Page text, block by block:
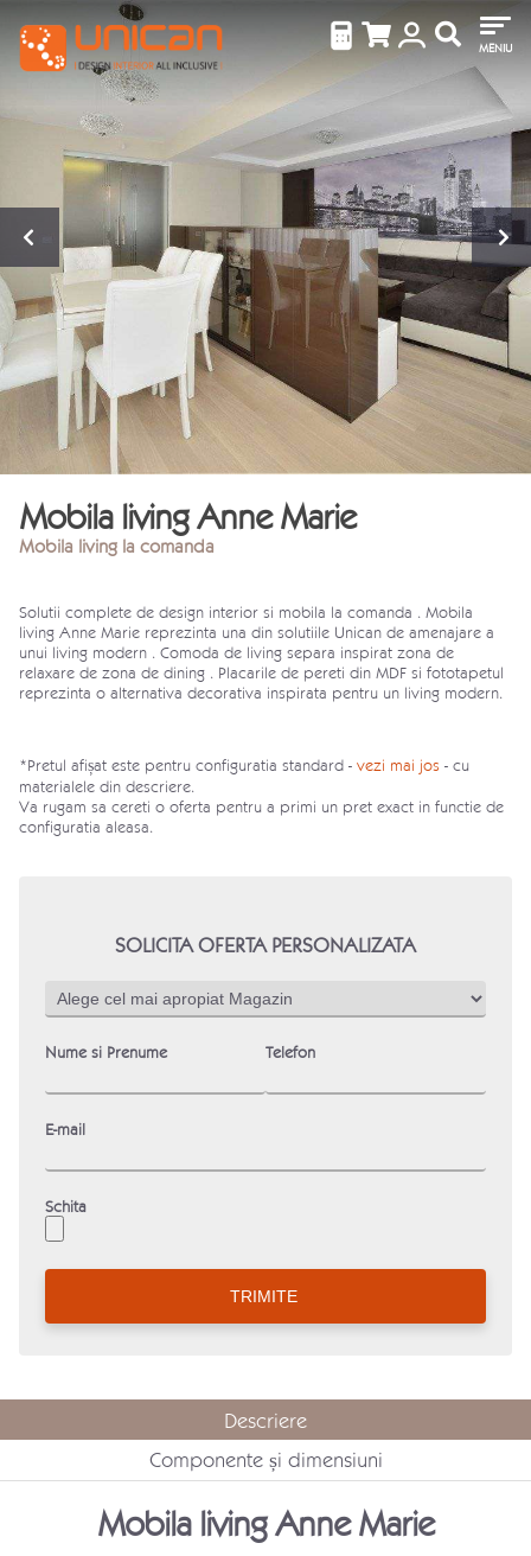
MENIU
Mobila living Anne Marie
Mobila living la comanda
Solutii complete de design interior si mobila la comanda . Mobila
living Anne Marie reprezinta una din solutiile Unican de amenajare a
unui living modern . Comoda de living separa inspirat zona de
relaxare de zona de dining . Placarile de pereti din MDF si fototapetul
reprezinta o alternativa decorativa inspirata pentru un living modern.
*Pretul afișat este pentru configuratia standard - vezi mai jos - cu
materialele din descriere.
Va rugam sa cereti o oferta pentru a primi un pret exact in functie de
configuratia aleasa.
SOLICITA OFERTA PERSONALIZATA
Nume si Prenume Telefon
E-mail
Schita
Descriere
Componente și dimensiuni
Mobila living Anne Marie